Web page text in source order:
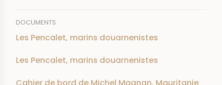
DOCUMENTS
Les Pencalet, marins douarnenistes
Les Pencalet, marins douarnenistes
Cahier de bord de Michel Magnan. Mauritanie